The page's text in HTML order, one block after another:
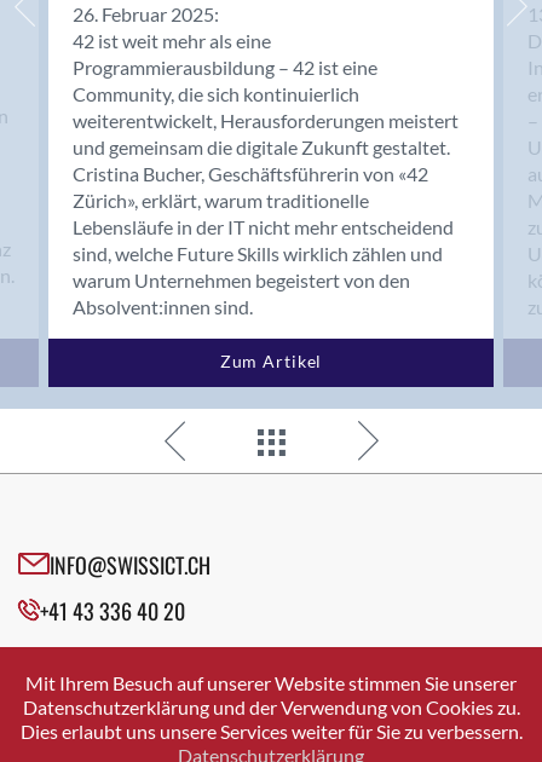
26. Februar 2025:
42 ist weit mehr als eine
Programmierausbildung – 42 ist eine
Community, die sich kontinuierlich
weiterentwickelt, Herausforderungen meistert
und gemeinsam die digitale Zukunft gestaltet.
Cristina Bucher, Geschäftsführerin von «42
Zürich», erklärt, warum traditionelle
Lebensläufe in der IT nicht mehr entscheidend
sind, welche Future Skills wirklich zählen und
warum Unternehmen begeistert von den
Absolvent:innen sind.
Zum Artikel
INFO@SWISSICT.CH
+41 43 336 40 20
SWISSICT
VULKANSTRASSE 120
8048 ZURICH
Mit Ihrem Besuch auf unserer Website stimmen Sie unserer
Datenschutzerklärung und der Verwendung von Cookies zu.
Dies erlaubt uns unsere Services weiter für Sie zu verbessern.
Datenschutzerklärung